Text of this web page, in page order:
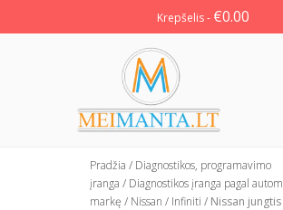
Krepšelis - €0.00
Pradžia / Diagnostikos, programavimo
įranga / Diagnostikos įranga pagal
markę / Nissan / Infiniti / Nissan